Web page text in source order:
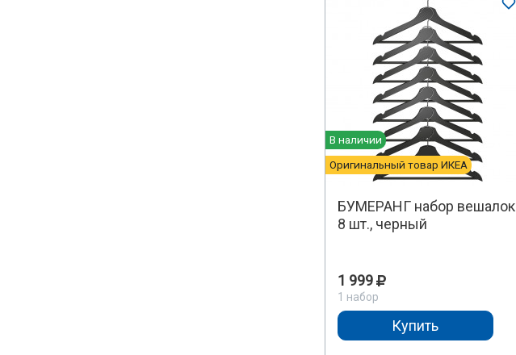
В наличии
Оригинальный товар ИКЕА
БУМЕРАНГ набор вешалок
8 шт., черный
1 999
1 набор
Купить